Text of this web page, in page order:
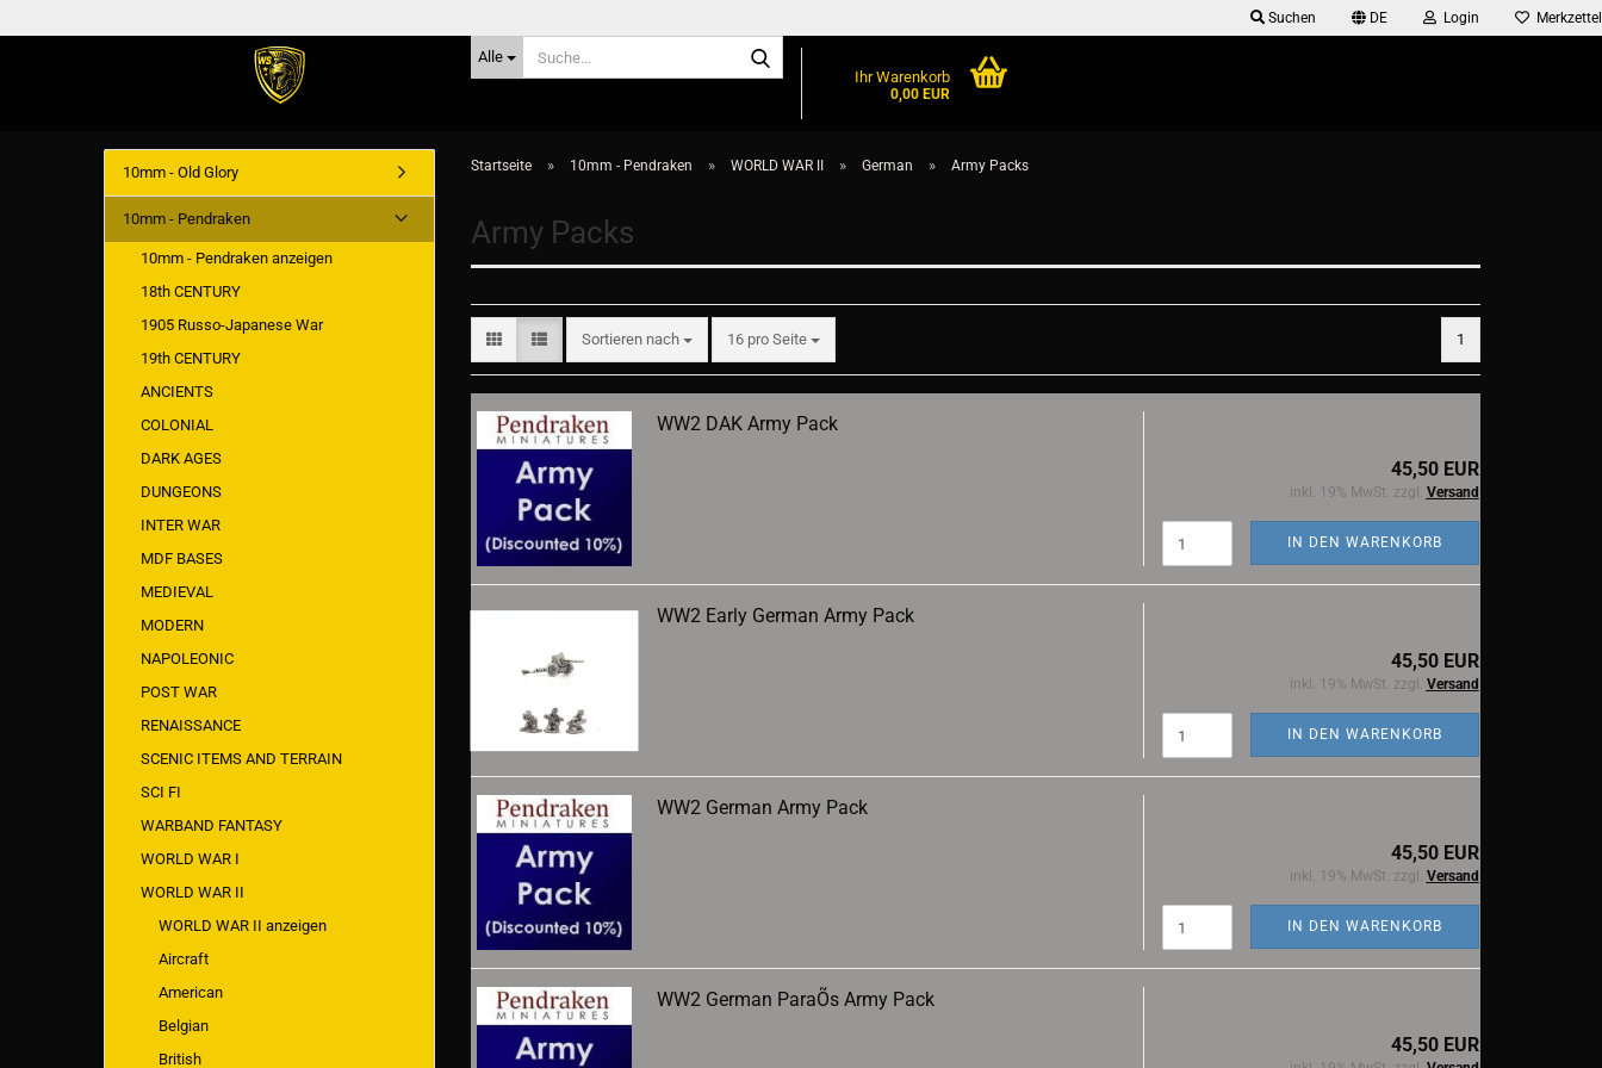
Suchen DE Login Merkzettel
Alle
Suche...
Ihr Warenkorb
0,00 EUR
Startseite » 10mm - Pendraken » WORLD WAR II » German » Army Packs
Army Packs
Sortieren nach
Sortieren nach 16 pro Seite
pro Seite 1
WW2 DAK Army Pack
45,50 EUR
inkl. 19% MwSt. zzgl. Versand
IN DEN WARENKORB
WW2 Early German Army Pack
45,50 EUR
inkl. 19% MwSt. zzgl. Versand
IN DEN WARENKORB
WW2 German Army Pack
45,50 EUR
inkl. 19% MwSt. zzgl. Versand
IN DEN WARENKORB
WW2 German ParaÕs Army Pack
45,50 EUR
10mm - Old Glory
10mm - Pendraken
10mm - Pendraken anzeigen
18th CENTURY
1905 Russo-Japanese War
19th CENTURY
ANCIENTS
COLONIAL
DARK AGES
DUNGEONS
INTER WAR
MDF BASES
MEDIEVAL
MODERN
NAPOLEONIC
POST WAR
RENAISSANCE
SCENIC ITEMS AND TERRAIN
SCI FI
WARBAND FANTASY
WORLD WAR I
WORLD WAR II
WORLD WAR II anzeigen
Aircraft
American
Belgian
British